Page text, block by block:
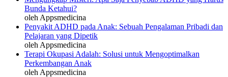
Bunda Ketahui?
oleh Appsmedicina
Penyakit ADHD pada Anak: Sebuah Pengalaman Pribadi dan
Pelajaran yang Dipetik
oleh Appsmedicina
Terapi Okupasi Adalah: Solusi untuk Mengoptimalkan
Perkembangan Anak
oleh Appsmedicina